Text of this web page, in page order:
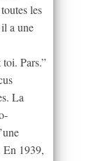
les
a une
Pars.”
La
En 1939,